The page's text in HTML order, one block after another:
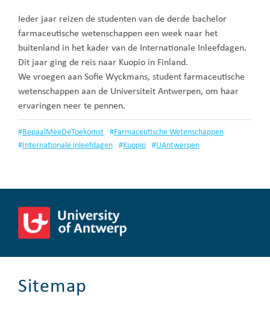
Ieder jaar reizen de studenten van de derde bachelor
farmaceutische wetenschappen een week naar het
buitenland in het kader van de Internationale Inleefdagen.
Dit jaar ging de reis naar Kuopio in Finland.
We vroegen aan Sofie Wyckmans, student farmaceutische
wetenschappen aan de Universiteit Antwerpen, om haar
ervaringen neer te pennen.
#BepaalMeeDeToekomst #Farmaceutische Wetenschappen
#Internationale inleefdagen #Kuopio #UAntwerpen
Sitemap